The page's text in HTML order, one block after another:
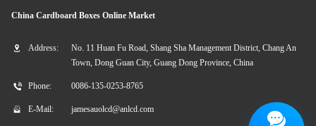
China Cardboard Boxes Online Market
Address:
No. 11 Huan Fu Road, Shang Sha Management District, Chang An
Town, Dong Guan City, Guang Dong Province, China
Phone: 0086-135-0253-8765
E-Mail: jamesauolcd@anlcd.com